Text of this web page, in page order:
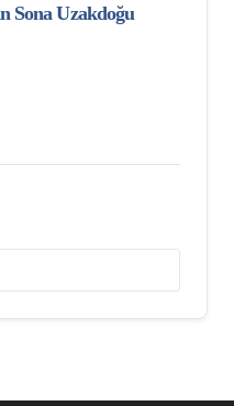
Sona Uzakdoğu